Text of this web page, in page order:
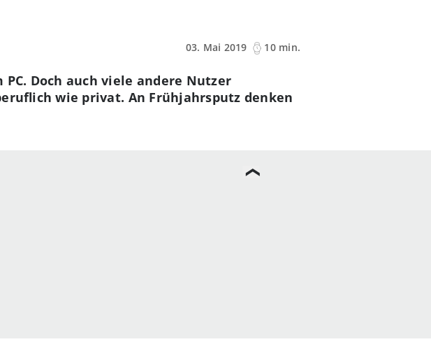
03. Mai 2019
10 min.
Doch auch viele andere Nutzer
wie privat. An Frühjahrsputz denken